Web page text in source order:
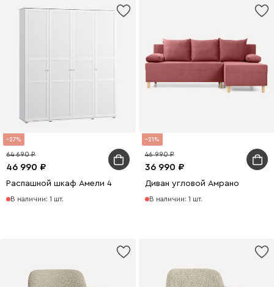
27
46 990
64 690
Распашной шкаф Амели 4
В наличии: 1 шт.
21
36 990
46 990
Диван угловой Амрано
В наличии: 1 шт.